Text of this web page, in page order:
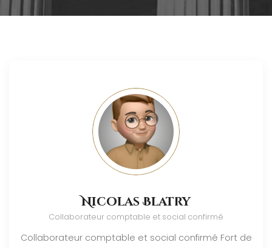
Nicolas Blatry
Collaborateur comptable et social confirmé
Collaborateur comptable et social confirmé Fort de